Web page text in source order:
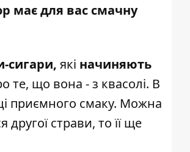
має для вас смачну
сигари, які начиняють
те, що вона - з квасолі. В
приємного смаку. Можна
другої страви, то її ще